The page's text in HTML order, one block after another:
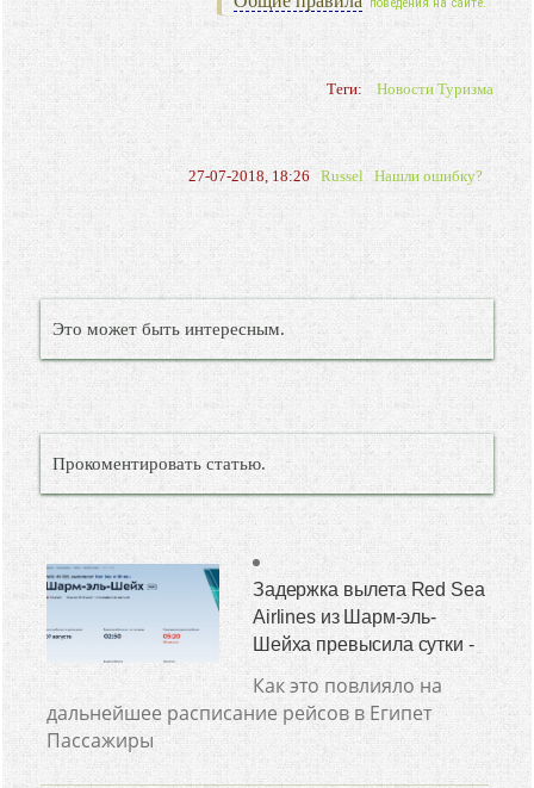
Теги: Новости Туризма
27-07-2018, 18:26Russel Нашли ошибку?
Это может быть интересным.
Прокоментировать статью.
Задержка вылета Red Sea
Airlines из Шарм-эль-
Шейха превысила сутки -
Как это повлияло на
дальнейшее расписание рейсов в Египет
Пассажиры